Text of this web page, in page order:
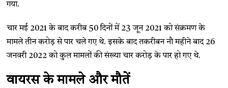
गया.
चार मई 2021 के बाद करीब 50 दिनों में 23 जून 2021 को संक्रमण के
मामले तीन करोड़ से पार चले गए थे. इसके बाद तकरीबन नौ महीने बाद 26
जनवरी 2022 को कुल मामलों की संख्या चार करोड़ के पार हो गए थे.
वायरस के मामले और मौतें